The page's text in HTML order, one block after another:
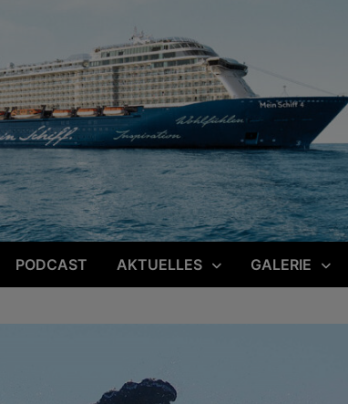
PODCAST AKTUELLES GALERIE